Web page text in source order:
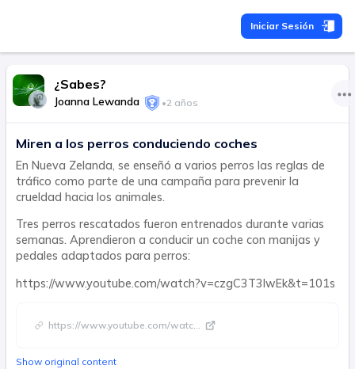
Iniciar Sesión
¿Sabes?
Joanna Lewanda •2 años
Miren a los perros conduciendo coches
En Nueva Zelanda, se enseñó a varios perros las reglas de
tráfico como parte de una campaña para prevenir la
crueldad hacia los animales.
Tres perros rescatados fueron entrenados durante varias
semanas. Aprendieron a conducir un coche con manijas y
pedales adaptados para perros:
https://www.youtube.com/watch?v=czgC3T3lwEk&t=101s
https://www.youtube.com/watc...
Show original content